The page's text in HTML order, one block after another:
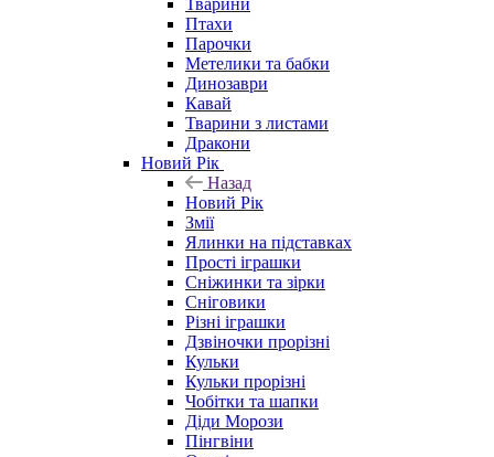
Тварини
Птахи
Парочки
Метелики та бабки
Динозаври
Кавай
Тварини з листами
Дракони
Новий Рік
Назад
Новий Рік
Змії
Ялинки на підставках
Прості іграшки
Сніжинки та зірки
Сніговики
Різні іграшки
Дзвіночки прорізні
Кульки
Кульки прорізні
Чобітки та шапки
Діди Морози
Пінгвіни